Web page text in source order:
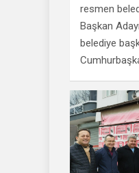
resmen
Başkan
belediye